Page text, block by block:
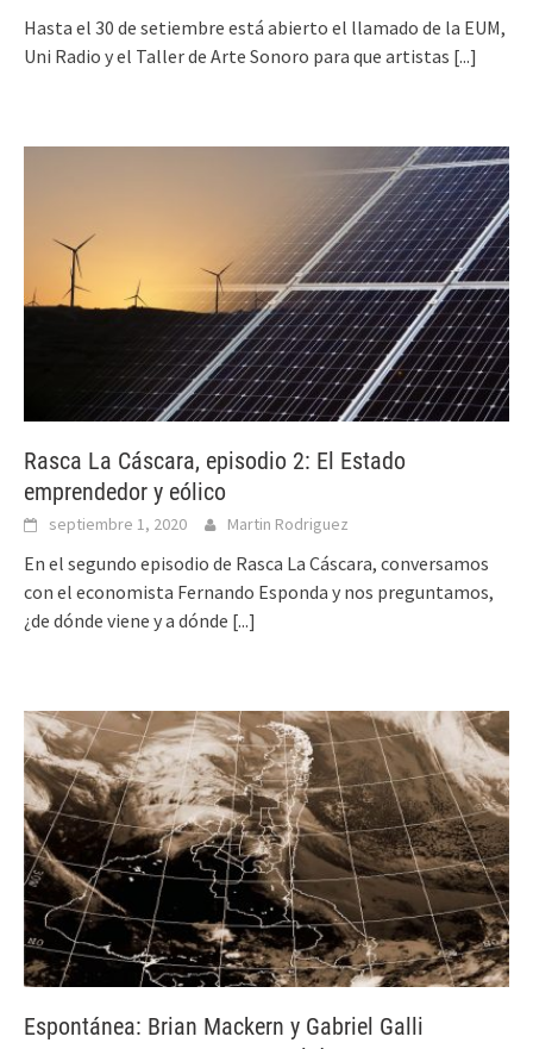
Hasta el 30 de setiembre está abierto el llamado de la EUM,
Uni Radio y el Taller de Arte Sonoro para que artistas [...]
Rasca La Cáscara, episodio 2: El Estado
emprendedor y eólico
septiembre 1, 2020 Martin Rodriguez
En el segundo episodio de Rasca La Cáscara, conversamos
con el economista Fernando Esponda y nos preguntamos,
¿de dónde viene y a dónde [...]
Espontánea: Brian Mackern y Gabriel Galli